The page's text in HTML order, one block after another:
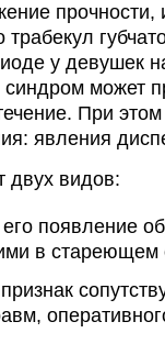
прочности,
у девушек
может
При этом
явления
двух видов:
появление
в стареющем